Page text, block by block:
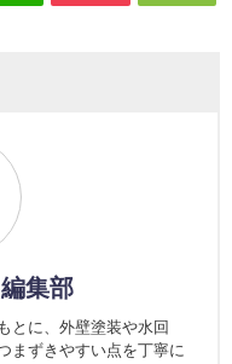
集部
とに、外壁塗装や水回
まずきやすい点を丁寧に